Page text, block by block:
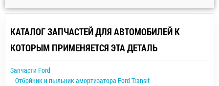
КАТАЛОГ ЗАПЧАСТЕЙ ДЛЯ АВТОМОБИЛЕЙ К
КОТОРЫМ ПРИМЕНЯЕТСЯ ЭТА ДЕТАЛЬ
Запчасти Ford
Отбойник и пыльник амортизатора Ford Transit